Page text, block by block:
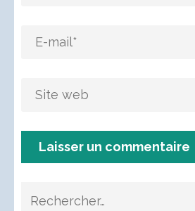
Rechercher :